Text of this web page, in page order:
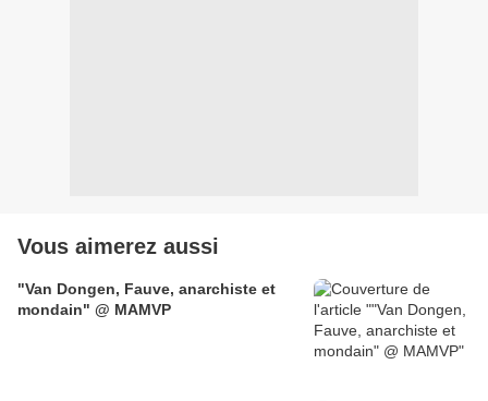
Vous aimerez aussi
"Van Dongen, Fauve, anarchiste et
mondain" @ MAMVP